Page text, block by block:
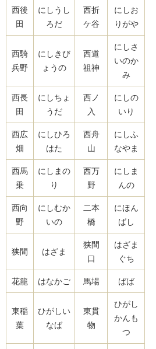
西後
田
にしうし
ろだ
西折
ケ谷
にしお
りがや
西騎
兵野
にしきび
ょうの
西道
祖神
にしさ
いのか
み
西長
田
にしちょ
うだ
西ノ
入
にしの
いり
西広
畑
にしひろ
はた
西舟
山
にしふ
なやま
西馬
乗
にしまの
り
西万
野
にしま
んの
西向
野
にしむか
いの
二本
橋
にほん
ばし
狭間 はざま
狭間
口
はざま
ぐち
花籠 はなかご 馬場 ばば
東稲
葉
ひがしい
なば
東貫
物
ひがし
かんも
つ